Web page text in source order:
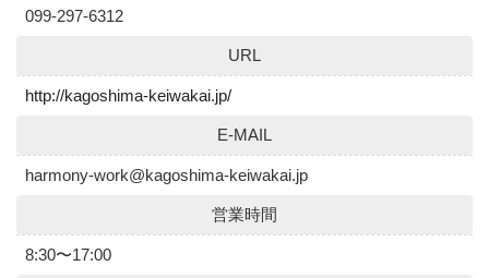
099-297-6312
URL
http://kagoshima-keiwakai.jp/
E-MAIL
harmony-work@kagoshima-keiwakai.jp
営業時間
8:30〜17:00